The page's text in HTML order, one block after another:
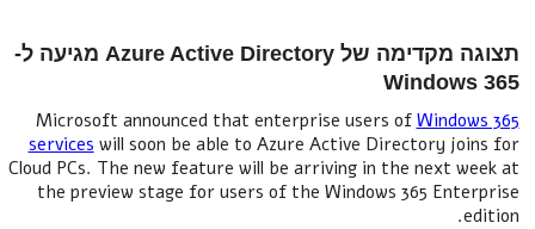
תצוגה מקדימה של Azure Active Directory מגיעה ל-
Windows 365
Microsoft announced that enterprise users of Windows 365
services will soon be able to Azure Active Directory joins for
Cloud PCs. The new feature will be arriving in the next week at
the preview stage for users of the Windows 365 Enterprise
edition.